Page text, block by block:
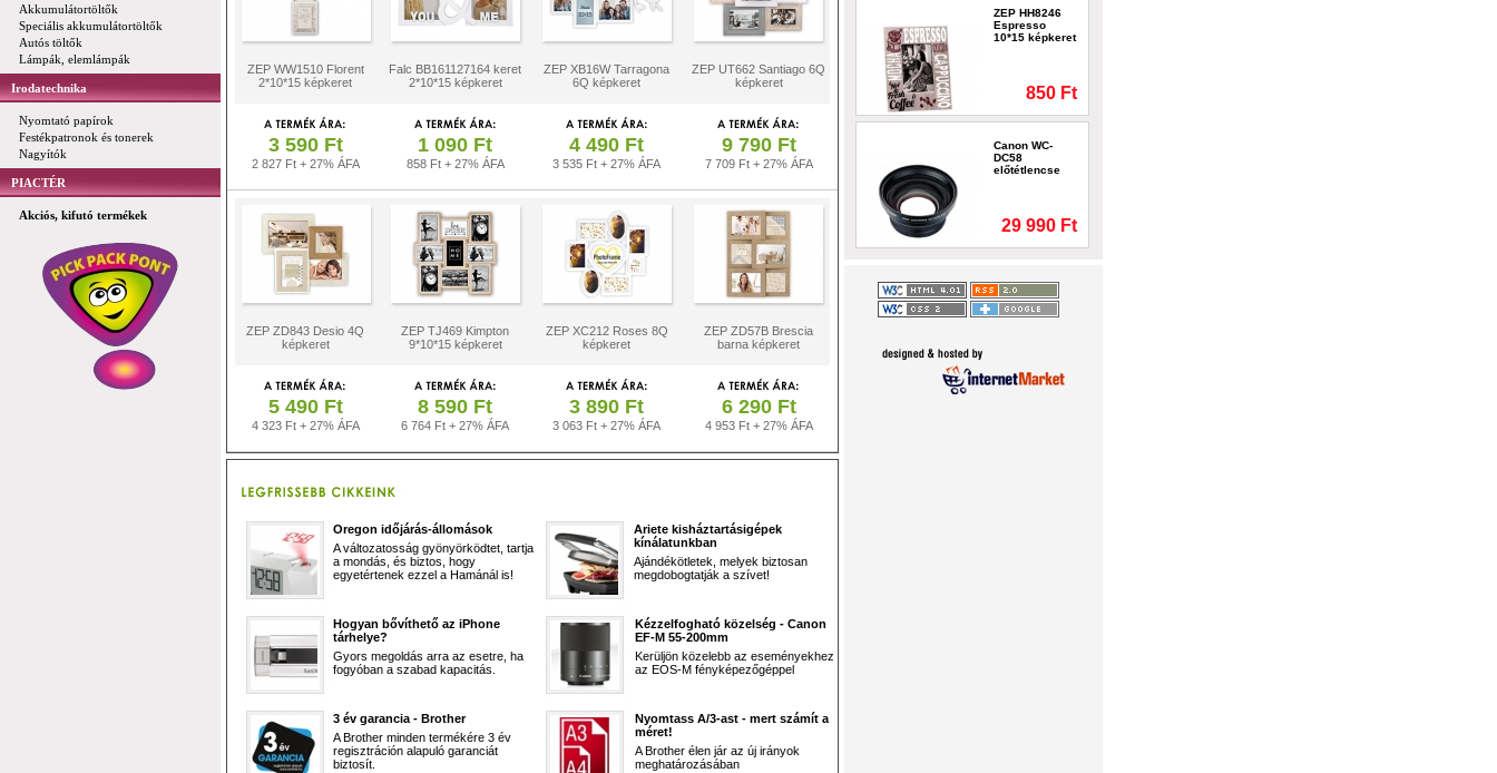
Akkumulátortöltők
Speciális akkumulátortöltők
Autós töltők
Lámpák, elemlámpák
Irodatechnika
Nyomtató papírok
Festékpatronok és tonerek
Nagyítók
PIACTÉR
Akciós, kifutó termékek
ZEP WW1510 Florent
2*10*15 képkeret
Falc BB161127164 keret
2*10*15 képkeret
ZEP XB16W Tarragona
6Q képkeret
ZEP UT662 Santiago 6Q
képkeret
3 590 Ft
2 827 Ft + 27% ÁFA
1 090 Ft
858 Ft + 27% ÁFA
4 490 Ft
3 535 Ft + 27% ÁFA
9 790 Ft
7 709 Ft + 27% ÁFA
ZEP ZD843 Desio 4Q
képkeret
ZEP TJ469 Kimpton
9*10*15 képkeret
ZEP XC212 Roses 8Q
képkeret
ZEP ZD57B Brescia
barna képkeret
5 490 Ft
4 323 Ft + 27% ÁFA
8 590 Ft
6 764 Ft + 27% ÁFA
3 890 Ft
3 063 Ft + 27% ÁFA
6 290 Ft
4 953 Ft + 27% ÁFA
Oregon időjárás-állomások
A változatosság gyönyörködtet, tartja
a mondás, és biztos, hogy
egyetértenek ezzel a Hamánál is!
Ariete kisháztartásigépek
kínálatunkban
Ajándékötletek, melyek biztosan
megdobogtatják a szívet!
Hogyan bővíthető az iPhone
tárhelye?
Gyors megoldás arra az esetre, ha
fogyóban a szabad kapacitás.
Kézzelfogható közelség - Canon
EF-M 55-200mm
Kerüljön közelebb az eseményekhez
az EOS-M fényképezőgéppel
3 év garancia - Brother
A Brother minden termékére 3 év
regisztráción alapuló garanciát
biztosít.
Nyomtass A/3-ast - mert számít a
méret!
A Brother élen jár az új irányok
meghatározásában
ZEP HH8246
Espresso
10*15 képkeret
850 Ft
Canon WC-
DC58
előtétlencse
29 990 Ft